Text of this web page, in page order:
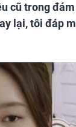
cũ trong
lại, tôi đáp